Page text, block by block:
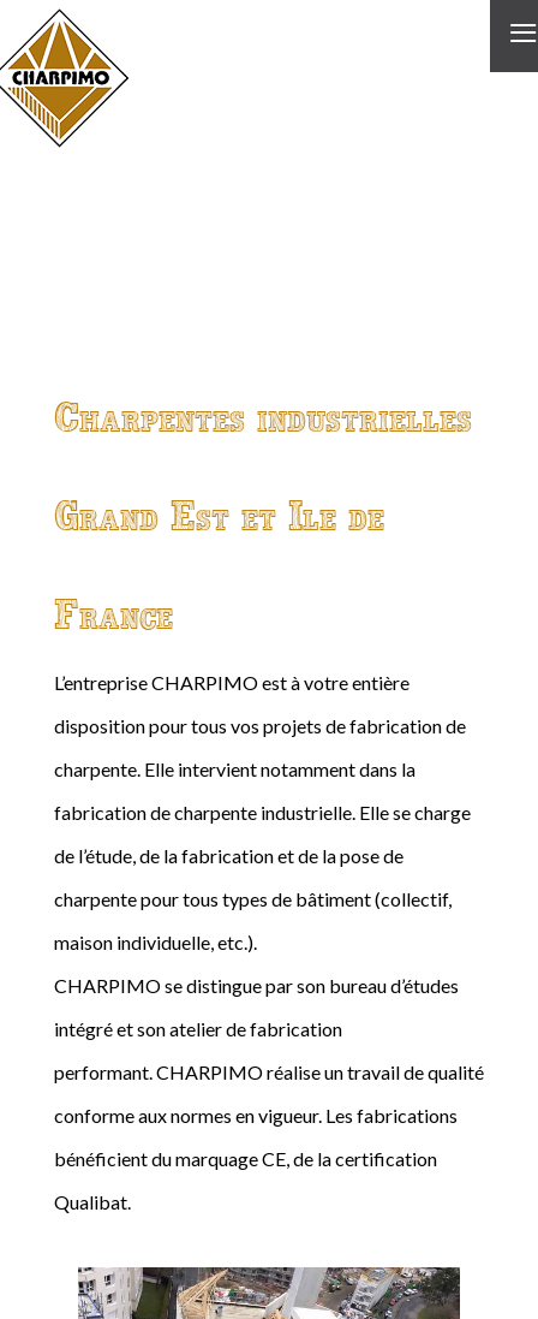
≡
Charpentes industrielles
Grand Est et Ile de
France
L’entreprise CHARPIMO est à votre entière
disposition pour tous vos projets de fabrication de
charpente. Elle intervient notamment dans la
fabrication de charpente industrielle. Elle se charge
de l’étude, de la fabrication et de la pose de
charpente pour tous types de bâtiment (collectif,
maison individuelle, etc.).
CHARPIMO se distingue par son bureau d’études
intégré et son atelier de fabrication
performant. CHARPIMO réalise un travail de qualité
conforme aux normes en vigueur. Les fabrications
bénéficient du marquage CE, de la certification
Qualibat.